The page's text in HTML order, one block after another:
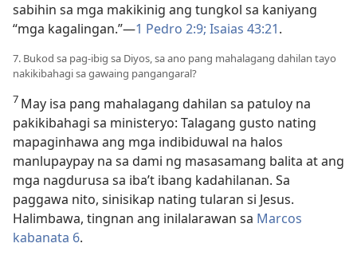
sabihin sa mga makikinig ang tungkol sa kaniyang
“mga kagalingan.”​—1 Pedro 2:9; Isaias 43:21.
7. Bukod sa pag-ibig sa Diyos, sa ano pang mahalagang dahilan tayo
nakikibahagi sa gawaing pangangaral?
7 May isa pang mahalagang dahilan sa patuloy na
pakikibahagi sa ministeryo: Talagang gusto nating
mapaginhawa ang mga indibiduwal na halos
manlupaypay na sa dami ng masasamang balita at ang
mga nagdurusa sa iba’t ibang kadahilanan. Sa
paggawa nito, sinisikap nating tularan si Jesus.
Halimbawa, tingnan ang inilalarawan sa Marcos
kabanata 6.